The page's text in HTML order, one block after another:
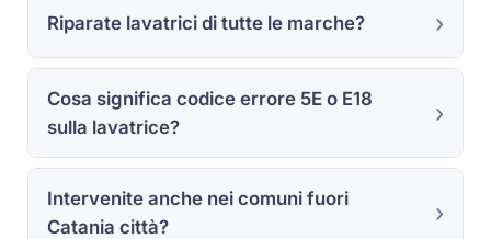
Riparate lavatrici di tutte le marche?
Cosa significa codice errore 5E o E18
sulla lavatrice?
Intervenite anche nei comuni fuori
Catania città?